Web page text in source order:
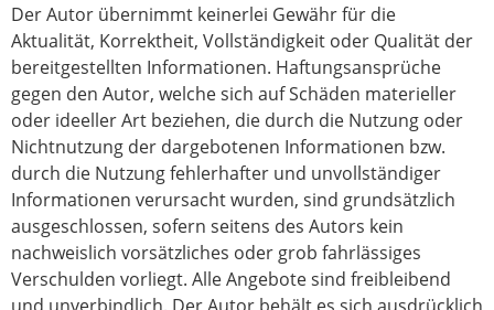
Der Autor übernimmt keinerlei Gewähr für die
Aktualität, Korrektheit, Vollständigkeit oder Qualität der
bereitgestellten Informationen. Haftungsansprüche
gegen den Autor, welche sich auf Schäden materieller
oder ideeller Art beziehen, die durch die Nutzung oder
Nichtnutzung der dargebotenen Informationen bzw.
durch die Nutzung fehlerhafter und unvollständiger
Informationen verursacht wurden, sind grundsätzlich
ausgeschlossen, sofern seitens des Autors kein
nachweislich vorsätzliches oder grob fahrlässiges
Verschulden vorliegt. Alle Angebote sind freibleibend